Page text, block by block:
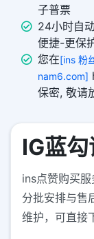
子普票
24小时自
便捷-更保
您在[ins 粉
nam6.com]
保密, 敬请
IG蓝
ins点赞购买
分批安排与售
维护，可直接